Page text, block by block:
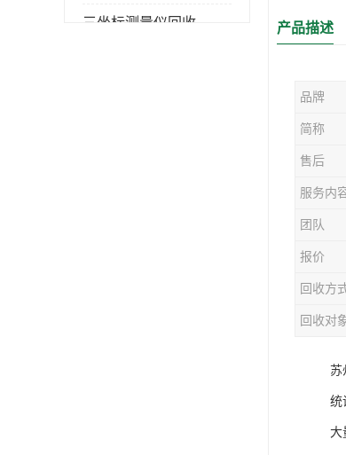
三坐标测量仪回收 产品描述
品牌
简称
售后
服务内
团队
报价
回收方
回收对
苏
统
大